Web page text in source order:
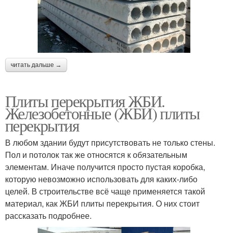
читать дальше →
Плиты перекрытия ЖБИ.
Железобетонные (ЖБИ) плиты
перекрытия
В любом здании будут присутствовать не только стены.
Пол и потолок так же относятся к обязательным
элементам. Иначе получится просто пустая коробка,
которую невозможно использовать для каких-либо
целей. В строительстве всё чаще применяется такой
материал, как ЖБИ плиты перекрытия. О них стоит
рассказать подробнее.